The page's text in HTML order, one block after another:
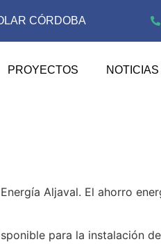
CÓRDOBA
PROYECTOS NOTICIAS
Aljaval. El ahorro
para la instalación